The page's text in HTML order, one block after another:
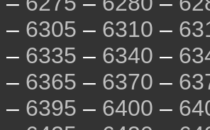
– 6305 – 6310 –
– 6335 – 6340 –
– 6365 – 6370 –
– 6395 – 6400 –